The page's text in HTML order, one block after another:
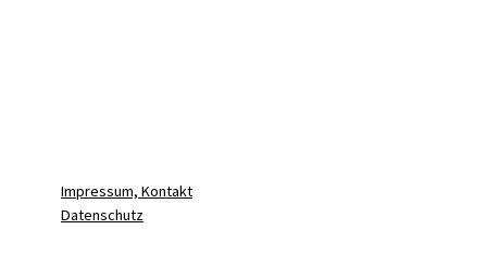
Impressum, Kontakt
Datenschutz